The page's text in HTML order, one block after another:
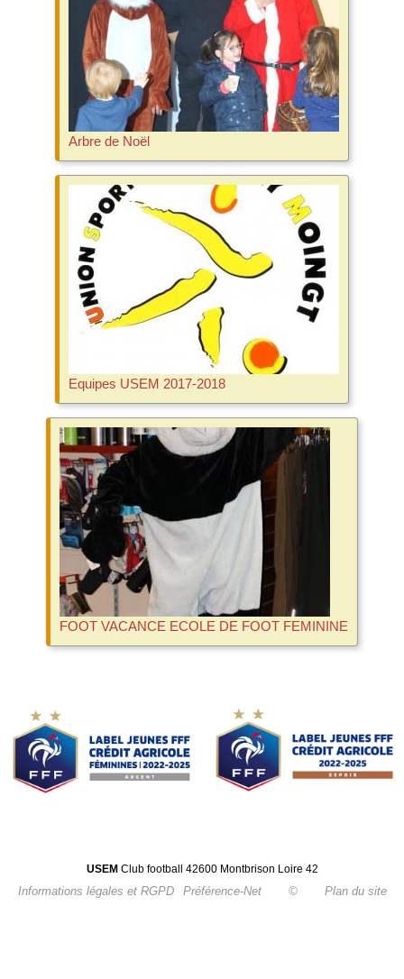
Arbre de Noël
Equipes USEM 2017-2018
FOOT VACANCE ECOLE DE FOOT FEMININE
USEM Club football 42600 Montbrison Loire 42
Informations légales et RGPD Préférence-Net © Plan du site